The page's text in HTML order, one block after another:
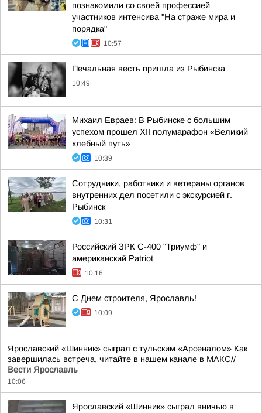
познакомили со своей профессией
участников интенсива "На страже мира и
порядка"
10:57
Печальная весть пришла из Рыбинска
10:49
Михаил Евраев: В Рыбинске с большим
успехом прошел XII полумарафон «Великий
хлебный путь»
10:39
Сотрудники, работники и ветераны органов
внутренних дел посетили с экскурсией г.
Рыбинск
10:31
Российский ЗРК С-400 "Триумф" и
американский Patriot
10:16
С Днем строителя, Ярославль!
10:09
Ярославский «Шинник» сыграл с тульским «Арсеналом» Как
завершилась встреча, читайте в нашем канале в МАКС//
Вести Ярославль
10:06
Ярославский «Шинник» сыграл вничью в